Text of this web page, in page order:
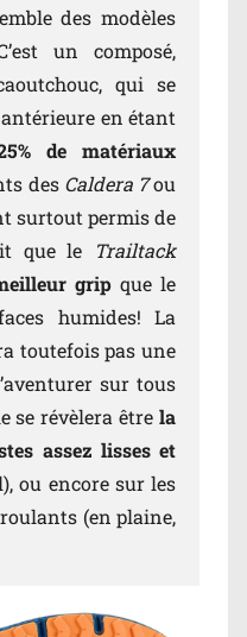
des modèles
un composé,
qui se
en étant
de matériaux
des Caldera 7ou
surtout permis de
que le
Trailtack
gripque le
humides! La
toutefois pas une
sur tous
se révèlera être la
assez lisses et
ou encore sur les
(en plaine,